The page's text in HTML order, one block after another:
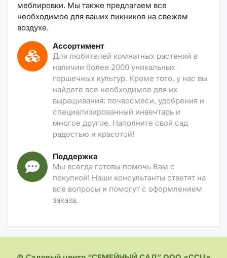
меблировки. Мы также предлагаем все
необходимое для ваших пикников на свежем
воздухе.
Ассортимент
Для любителей комнатных растений в
наличии более 2000 уникальных
горшечных культур. Кроме того, у нас вы
найдете все необходимое для их
выращивания: почвосмеси, удобрения и
специализированный инвентарь и
многое другое. Наполните свой сад
радостью и красотой!
Поддержка
Мы всегда готовы помочь Вам с
покупкой! Наши консультанты ответят на
все вопросы и помогут с оформлением
заказа.